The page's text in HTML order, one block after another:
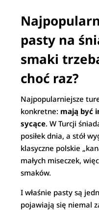
pasty na
smaki
choć raz?
Najpopularniejsze
konkretne: mają być
sycące. W Turcji
posiłek dnia, a stół
klasyczne polskie
małych miseczek,
smaków.
I właśnie pasty są
pojawiają się niemal